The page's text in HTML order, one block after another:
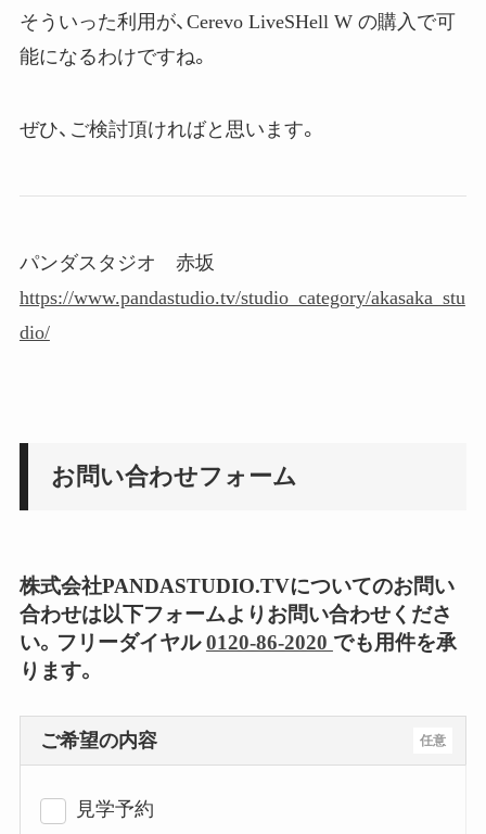
そういった利用が、Cerevo LiveSHell W の購入で可
能になるわけですね。
ぜひ、ご検討頂ければと思います。
パンダスタジオ 赤坂
https://www.pandastudio.tv/studio_category/akasaka_stu
dio/
お問い合わせフォーム
株式会社PANDASTUDIO.TVについてのお問い
合わせは以下フォームよりお問い合わせくださ
い。フリーダイヤル0120-86-2020 でも用件を承
ります。
任意
ご希望の内容
見学予約